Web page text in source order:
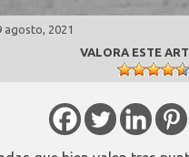
agosto, 2021
VALORA ESTE